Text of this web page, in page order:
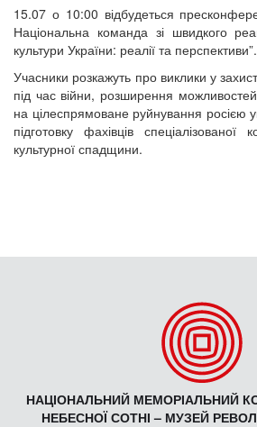
15.07 о 10:00 відбудеться
Національна команда зі швидкого
культури України: реалії та перспективи”.
Учасники розкажуть про виклики у
під час війни, розширення
на цілеспрямоване руйнування росією
підготовку фахівців спеціалізованої
культурної спадщини.
НАЦІОНАЛЬНИЙ МЕМОРІАЛЬНИЙ
НЕБЕСНОЇ СОТНІ – МУЗЕЙ